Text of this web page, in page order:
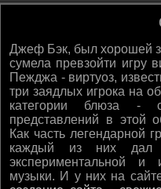
Джеф Бэк, был хорошей
сумела превзойти игру
Пежджа - виртуоз,
три заядлых игрока на
категории блюза -
представлений в этой
Как часть
каждый из них дал
экспериментальной и
музыки. И у них на